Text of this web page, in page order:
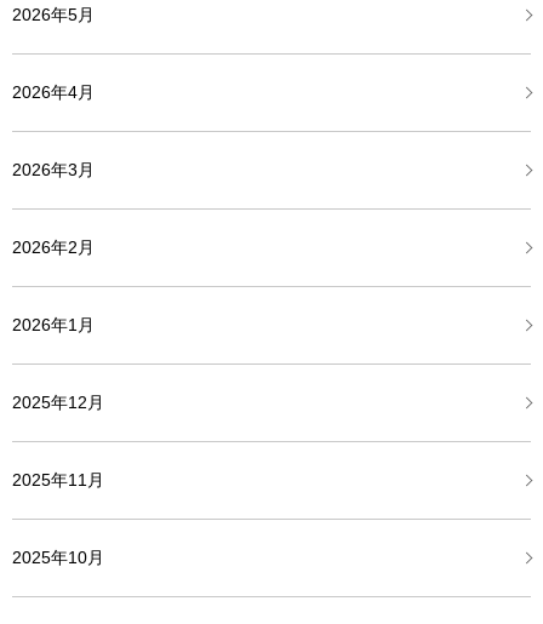
2026年5月
2026年4月
2026年3月
2026年2月
2026年1月
2025年12月
2025年11月
2025年10月